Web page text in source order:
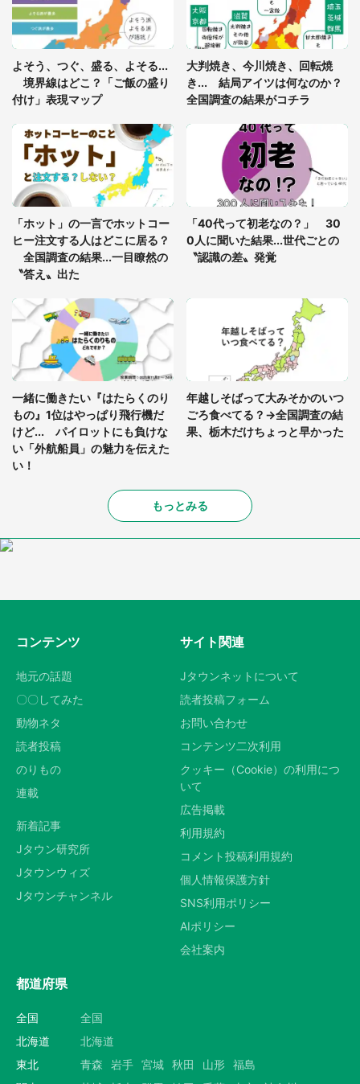
8万人感動
グっちゃってた〝野生の野菜〟に6.5万人戦慄
「○○がない街に住んでいます」住人の呟きに30万
人驚がく 何が存在しないか、あなたはわかる？
「修学旅行に途中参加する娘を送って行ったら、真
っ暗な道で遭難状態。なんとか見つけた民家に助け
を求めると、住人の男性が...」
よそう、つぐ、盛る、よそる...
境界線はどこ？「ご飯の盛り
付け」表現マップ
大判焼き、今川焼き、回転焼
き... 結局アイツは何なのか？
全国調査の結果がコチラ
「ホット」の一言でホットコー
ヒー注文する人はどこに居る？
全国調査の結果...一目瞭然の
〝答え〟出た
「40代って初老なの？」 30
0人に聞いた結果...世代ごとの
〝認識の差〟発覚
一緒に働きたい『はたらくのり
もの』1位はやっぱり飛行機だ
けど... パイロットにも負けな
い「外航船員」の魅力を伝えた
い！
年越しそばって大みそかのいつ
ごろ食べてる？→全国調査の結
果、栃木だけちょっと早かった
もっとみる
コンテンツ
地元の話題
〇〇してみた
動物ネタ
読者投稿
のりもの
連載
新着記事
Jタウン研究所
Jタウンウィズ
Jタウンチャンネル
サイト関連
Jタウンネットについて
読者投稿フォーム
お問い合わせ
コンテンツ二次利用
クッキー（Cookie）の利用につ
いて
広告掲載
利用規約
コメント投稿利用規約
個人情報保護方針
SNS利用ポリシー
AIポリシー
会社案内
都道府県
全国
全国
北海道
北海道
東北
青森 岩手 宮城 秋田 山形 福島